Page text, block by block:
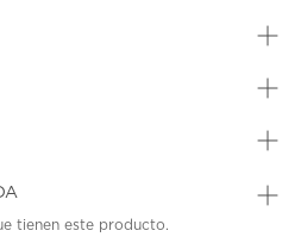
tienen este producto.